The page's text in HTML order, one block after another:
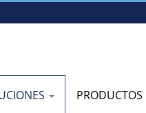
PRODUCTOS